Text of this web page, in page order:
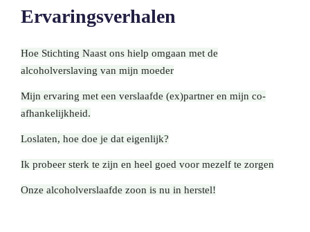
Ervaringsverhalen
Hoe Stichting Naast ons hielp omgaan met de
alcoholverslaving van mijn moeder
Mijn ervaring met een verslaafde (ex)partner en mijn co-
afhankelijkheid.
Loslaten, hoe doe je dat eigenlijk?
Ik probeer sterk te zijn en heel goed voor mezelf te zorgen
Onze alcoholverslaafde zoon is nu in herstel!